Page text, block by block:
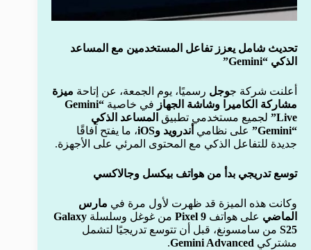
تحديث شامل يعزز تفاعل المستخدمين مع المساعد
الذكي “Gemini”
أعلنت شركة جوجل رسميًا، يوم الجمعة، عن إتاحة ميزة
مشاركة الكاميرا وشاشة الجهاز في خاصية
“Gemini
Live”
لجميع مستخدمي تطبيق المساعد الذكي
“Gemini”
على نظامي أندرويد وiOS
، ما يفتح آفاقًا
جديدة للتفاعل الذكي مع المحتوى المرئي على الأجهزة.
توسع تدريجي بدأ من هواتف بيكسل وجالاكسي
وكانت هذه الميزة قد ظهرت لأول مرة في مارس
الماضي على هواتف Pixel 9 من غوغل وسلسلة Galaxy
S25 من سامسونغ، قبل أن تتوسع تدريجيًا لتشمل
مشتركي Gemini Advanced
.